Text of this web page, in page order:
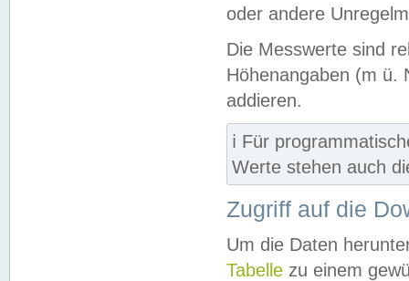
oder andere
Die Messwerte sind
Höhenangaben (m ü.
addieren.
ℹ️ Für
Werte stehen auch
Zugriff auf die
Um die Daten
Tabelle zu einem